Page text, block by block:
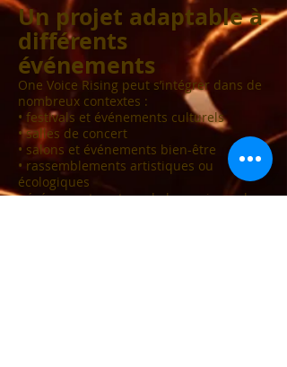
Un projet adaptable à
différents
événements
One Voice Rising peut s’intégrer dans de
nombreux contextes :
• festivals et événements culturels
• salles de concert
• salons et événements bien-être
• rassemblements artistiques ou
écologiques
• événements autour de la musique, du